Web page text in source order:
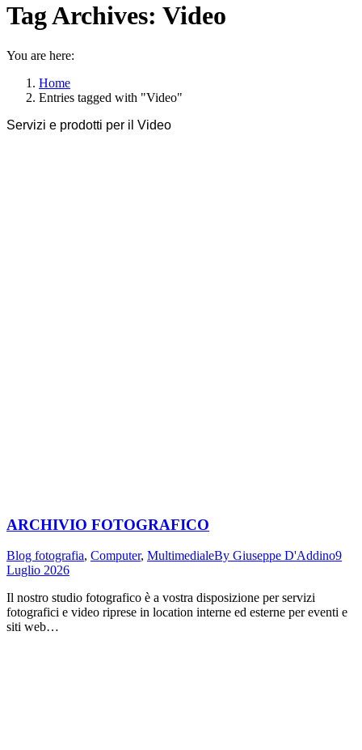
Tag Archives: Video
You are here:
Home
Entries tagged with "Video"
Servizi e prodotti per il Video
ARCHIVIO FOTOGRAFICO
Blog fotografia, Computer, MultimedialeBy Giuseppe D'Addino9
Luglio 2026
Il nostro studio fotografico è a vostra disposizione per servizi
fotografici e video riprese in location interne ed esterne per eventi e
siti web…